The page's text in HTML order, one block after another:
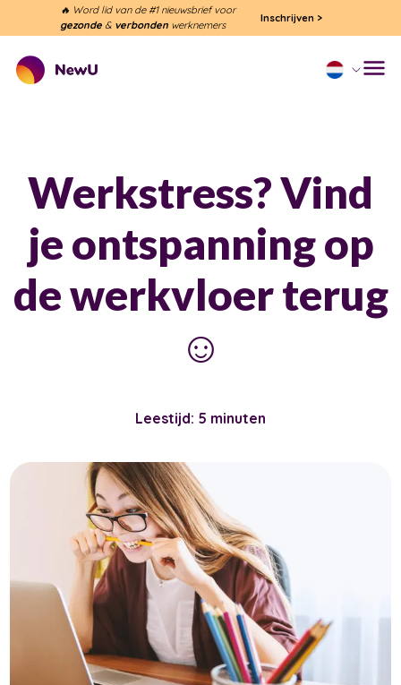
🔥 Word lid van de #1 nieuwsbrief voor
gezonde & verbonden werknemers
Inschrijven >
Werkstress? Vind
je ontspanning op
de werkvloer terug
☺️
Leestijd: 5 minuten